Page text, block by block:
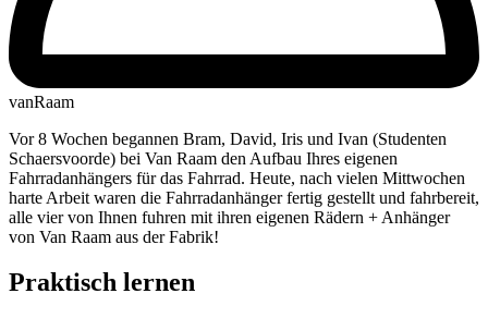
vanRaam
Vor 8 Wochen begannen Bram, David, Iris und Ivan (Studenten
Schaersvoorde) bei Van Raam den Aufbau Ihres eigenen
Fahrradanhängers für das Fahrrad. Heute, nach vielen Mittwochen
harte Arbeit waren die Fahrradanhänger fertig gestellt und fahrbereit,
alle vier von Ihnen fuhren mit ihren eigenen Rädern + Anhänger
von Van Raam aus der Fabrik!
Praktisch lernen